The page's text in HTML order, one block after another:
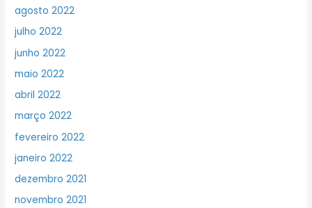
agosto 2022
julho 2022
junho 2022
maio 2022
abril 2022
março 2022
fevereiro 2022
janeiro 2022
dezembro 2021
novembro 2021